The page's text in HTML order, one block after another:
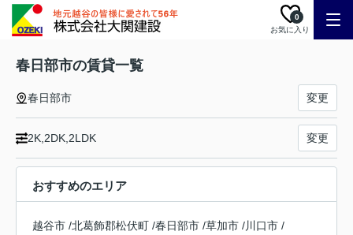
お気に入り
0
春日部市の賃貸一覧
春日部市 変更
2K,2DK,2LDK 変更
おすすめのエリア
越谷市 /北葛飾郡松伏町 /春日部市 /草加市 /川口市 /